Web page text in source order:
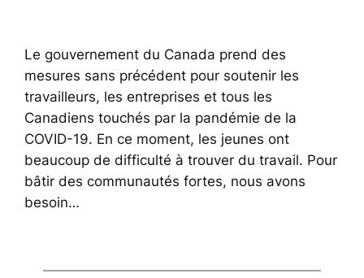
Le gouvernement du Canada prend des
mesures sans précédent pour soutenir les
travailleurs, les entreprises et tous les
Canadiens touchés par la pandémie de la
COVID-19. En ce moment, les jeunes ont
beaucoup de difficulté à trouver du travail. Pour
bâtir des communautés fortes, nous avons
besoin…